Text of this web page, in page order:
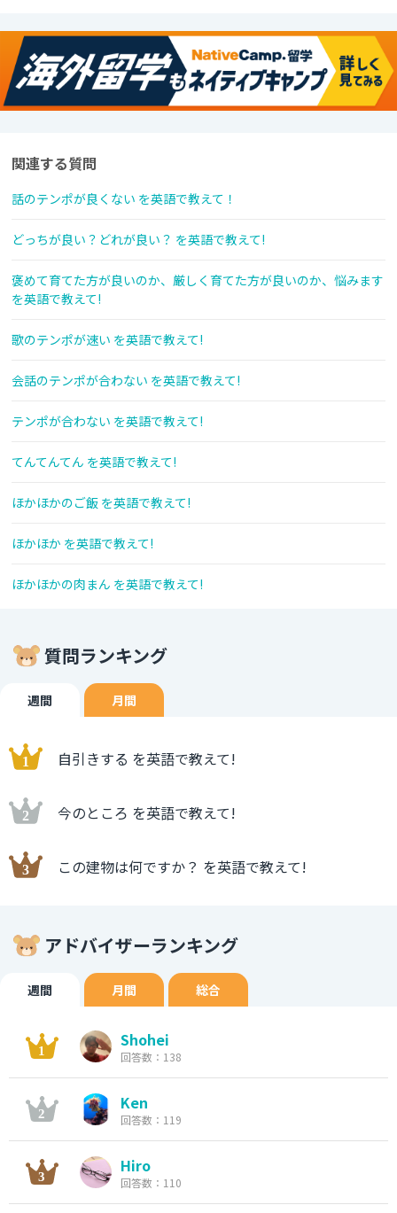
関連する質問
話のテンポが良くない を英語で教えて！
どっちが良い？どれが良い？ を英語で教えて!
褒めて育てた方が良いのか、厳しく育てた方が良いのか、悩みます
を英語で教えて!
歌のテンポが速い を英語で教えて!
会話のテンポが合わない を英語で教えて!
テンポが合わない を英語で教えて!
てんてんてん を英語で教えて!
ほかほかのご飯 を英語で教えて!
ほかほか を英語で教えて!
ほかほかの肉まん を英語で教えて!
質問ランキング
週間 月間
自引きする を英語で教えて!
今のところ を英語で教えて!
この建物は何ですか？ を英語で教えて!
アドバイザーランキング
週間 月間 総合
Shohei
回答数：138
Ken
回答数：119
Hiro
回答数：110